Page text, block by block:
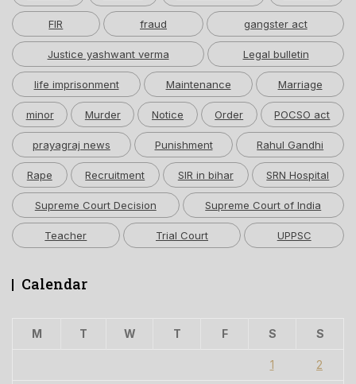
FIR fraud gangster act
Justice yashwant verma Legal bulletin
life imprisonment Maintenance Marriage
minor Murder Notice Order POCSO act
prayagraj news Punishment Rahul Gandhi
Rape Recruitment SIR in bihar SRN Hospital
Supreme Court Decision Supreme Court of India
Teacher Trial Court UPPSC
Calendar
M T W T F S S
1 2